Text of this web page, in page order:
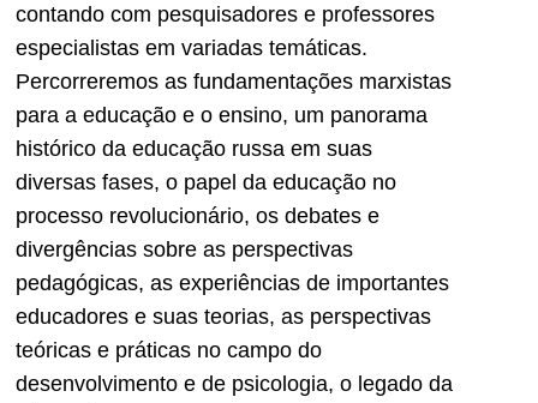
contando com pesquisadores e professores
especialistas em variadas temáticas.
Percorreremos as fundamentações marxistas
para a educação e o ensino, um panorama
histórico da educação russa em suas
diversas fases, o papel da educação no
processo revolucionário, os debates e
divergências sobre as perspectivas
pedagógicas, as experiências de importantes
educadores e suas teorias, as perspectivas
teóricas e práticas no campo do
desenvolvimento e de psicologia, o legado da